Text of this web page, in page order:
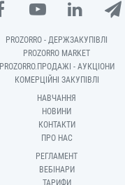
PROZORRO - ДЕРЖЗАКУПІВЛІ
PROZORRO MARKET
PROZORRO.ПРОДАЖІ - АУКЦІОНИ
КОМЕРЦІЙНІ ЗАКУПІВЛІ
НАВЧАННЯ
НОВИНИ
КОНТАКТИ
ПРО НАС
РЕГЛАМЕНТ
ВЕБІНАРИ
ТАРИФИ